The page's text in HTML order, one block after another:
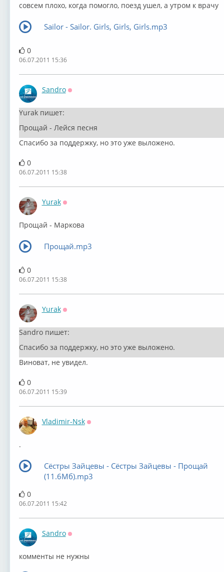
совсем плохо, когда помогло, поезд ушел, а утром к врачу
Sailor - Sailor. Girls, Girls, Girls.mp3
0
06.07.2011 15:36
Sandro
Yurak пишет:
Прощай - Лейся песня
Спасибо за поддержку, но это уже выложено.
0
06.07.2011 15:38
Yurak
Прощай - Маркова
Прощай.mp3
0
06.07.2011 15:38
Yurak
Sandro пишет:
Спасибо за поддержку, но это уже выложено.
Виноват, не увидел.
0
06.07.2011 15:39
Vladimir-Nsk
.
Сёстры Зайцевы - Сёстры Зайцевы - Прощай
(11.6Мб).mp3
0
06.07.2011 15:42
Sandro
комменты не нужны